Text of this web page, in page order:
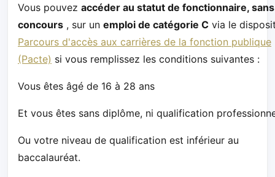
Vous pouvez accéder au statut de fonctionnaire, sans
concours , sur un emploi de catégorie C via le
Parcours d'accès aux carrières de la fonction publique
(Pacte) si vous remplissez les conditions suivantes :
Vous êtes âgé de 16 à 28 ans
Et vous êtes sans diplôme, ni qualification
Ou votre niveau de qualification est inférieur au
baccalauréat.